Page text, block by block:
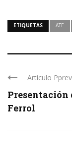
ETIQUETAS ATE
Artículo
Presentación
Ferrol